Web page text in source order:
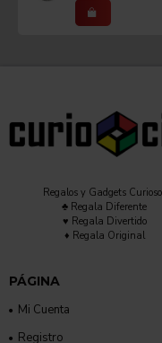
Ancho: 10.5 cms
Aproximado
CUIDADOS /
Regalos y Gadgets
♣ Regala Diferente
♥ Regala Divertido
♦ Regala Original
PÁGINA
Mi Cuenta
Registro